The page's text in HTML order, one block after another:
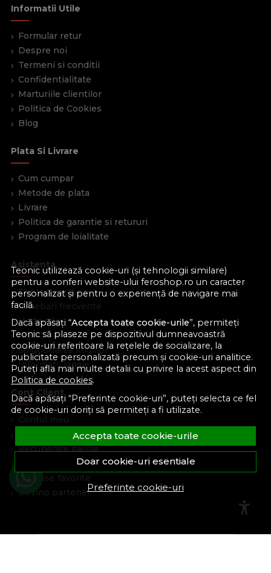
Teonic utilizează cookie-uri (și tehnologii similare)
pentru a conferi website-ului feroshop.ro un caracter
personalizat și pentru o experiență de navigare mai
facilă.
Dacă apăsați “Accepta toate cookie-urile”, permiteți
Teonic să plaseze pe dispozitivul dumneavoastră
cookie-uri referitoare la rețelele de socializare, la
publicitate personalizată precum și cookie-uri analitice.
Puteți afla mai multe detalii cu privire la acest aspect din
Politica de cookies.
Dacă apăsați “Preferinte cookie-uri”, puteți selecta ce fel
de cookie-uri doriți să permiteți a fi utilizate.
Accepta toate cookie-urile
Doar cookie-uri esentiale
Preferinte cookie-uri
Informatii Utile
Formular retur
Despre noi
Termeni si conditii
Confidentialitate
Marturiile clientilor
Politica de Cookies
Blog
Plata Si Livrare
Cum cumpar
Metode de plata
Livrare
Politica de garantie si retururi
Program de loialitate
Asistenta
Contacteaza-ne
Intrebari frecvente
Harta site
ANPC
Solutionarea litigiilor
Informatii legale
Cont Client
Contul meu
Recuperare parola
Istoric comenzi
Produse favorite
Devino partener